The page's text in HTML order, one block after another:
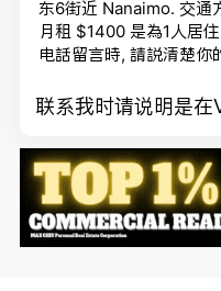
东6街近 Nanaimo. 交通
月租 $1400 是為1人居
电話留言時, 請説清楚你
联系我时请说明是在